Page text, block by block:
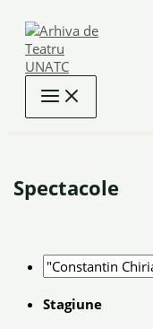
content
Spectacole
Stagiune